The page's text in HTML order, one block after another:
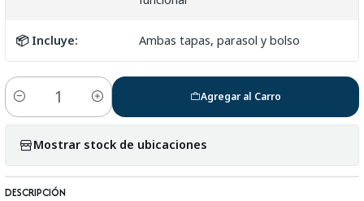
📦 Incluye: Ambas tapas, parasol y bolso
Cantidad
Agregar al Carro
Mostrar stock de ubicaciones
DESCRIPCIÓN